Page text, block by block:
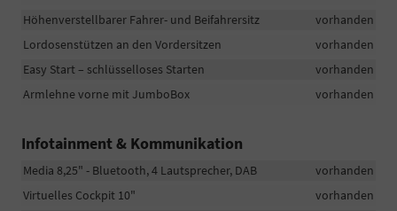
Höhenverstellbarer Fahrer- und Beifahrersitz
vorhanden
Lordosenstützen an den Vordersitzen
vorhanden
Easy Start – schlüsselloses Starten
vorhanden
Armlehne vorne mit JumboBox
vorhanden
Infotainment & Kommunikation
Media 8,25" - Bluetooth, 4 Lautsprecher, DAB
vorhanden
Virtuelles Cockpit 10"
vorhanden